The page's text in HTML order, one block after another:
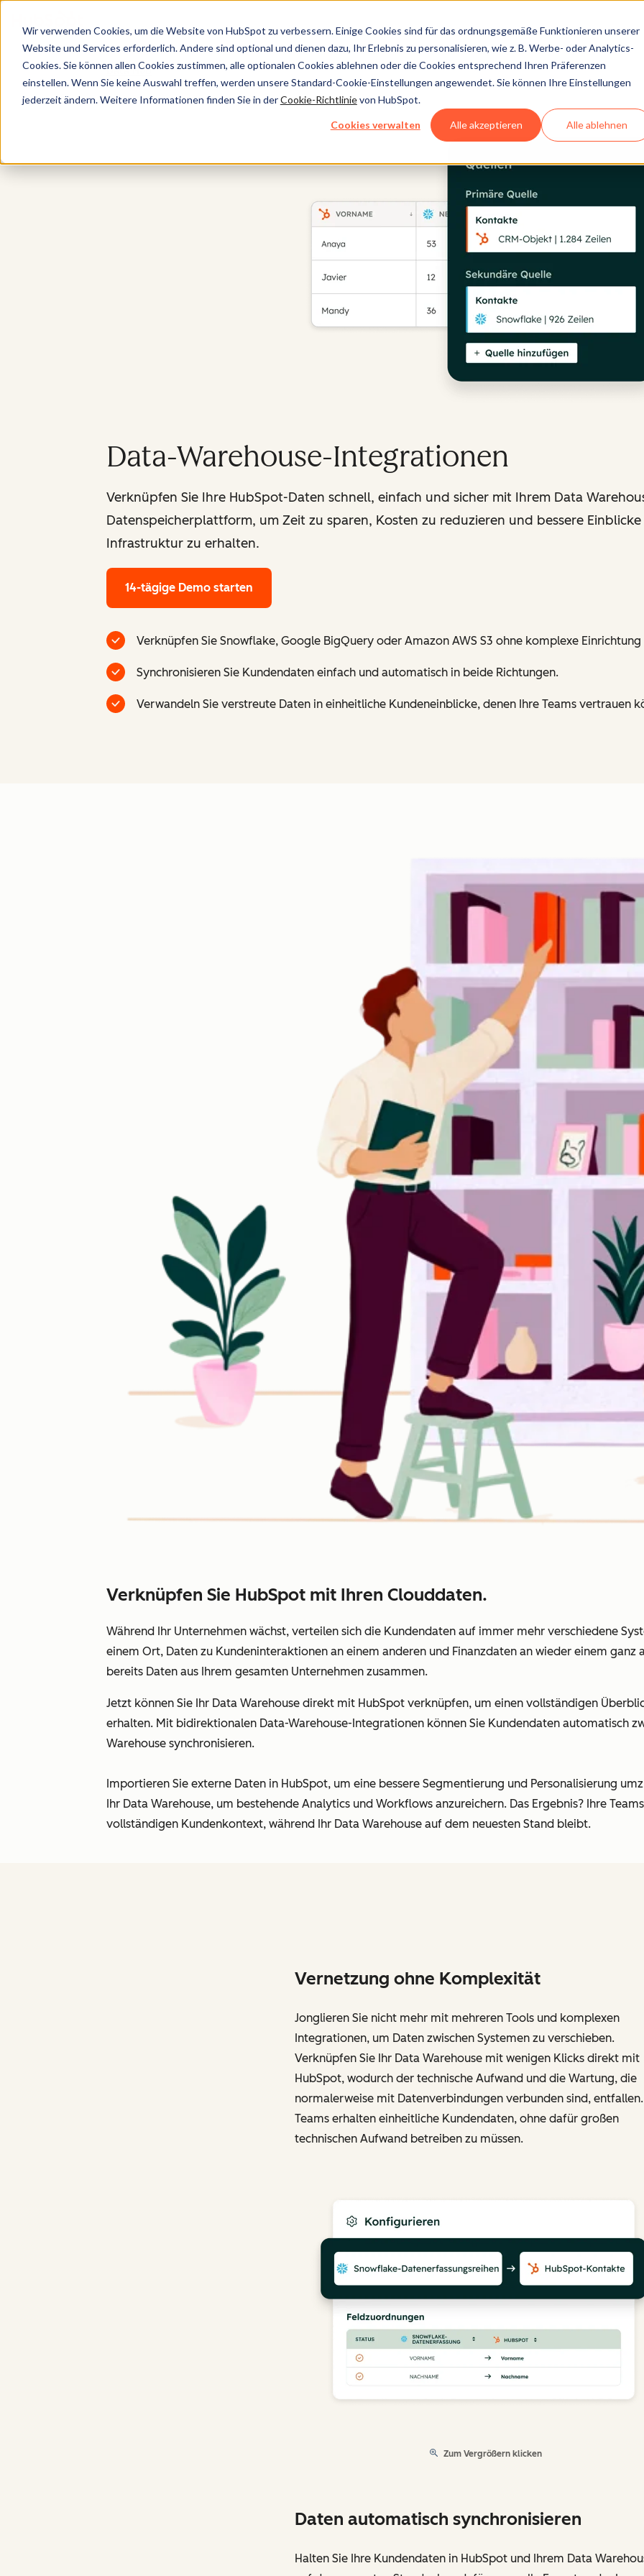
Wir verwenden Cookies, um die Website von HubSpot zu verbessern. Einige Cookies sind für das ordnungsgemäße Funktionieren unserer
Website und Services erforderlich. Andere sind optional und dienen dazu, Ihr Erlebnis zu personalisieren, wie z. B. Werbe- oder Analytics-
Cookies. Sie können allen Cookies zustimmen, alle optionalen Cookies ablehnen oder die Cookies entsprechend Ihren Präferenzen
einstellen. Wenn Sie keine Auswahl treffen, werden unsere Standard-Cookie-Einstellungen angewendet. Sie können Ihre Einstellungen
jederzeit ändern. Weitere Informationen finden Sie in derCookie-Richtlinievon HubSpot.
Cookies verwalten Alle akzeptieren Alle ablehnen
Data Hub
Data-Warehouse-Integrationen
Verknüpfen Sie Ihre HubSpot-Daten schnell, einfach und sicher mit Ihrem Data
Datenspeicherplattform, um Zeit zu sparen, Kosten zu reduzieren und bessere
Infrastruktur zu erhalten.
14-tägige Demo starten
Verknüpfen Sie Snowflake, Google BigQuery oder Amazon AWS S3 ohne komplexe
Synchronisieren Sie Kundendaten einfach und automatisch in beide Richtungen.
Verwandeln Sie verstreute Daten in einheitliche Kundeneinblicke, denen Ihre Teams vertrauen
Verknüpfen Sie HubSpot mit Ihren Clouddaten.
Während Ihr Unternehmen wächst, verteilen sich die Kundendaten auf immer mehr verschiedene
einem Ort, Daten zu Kundeninteraktionen an einem anderen und Finanzdaten an wieder einem ganz
bereits Daten aus Ihrem gesamten Unternehmen zusammen.
Jetzt können Sie Ihr Data Warehouse direkt mit HubSpot verknüpfen, um einen vollständigen
erhalten. Mit bidirektionalen Data-Warehouse-Integrationen können Sie Kundendaten automatisch
Warehouse synchronisieren.
Importieren Sie externe Daten in HubSpot, um eine bessere Segmentierung und Personalisierung
Ihr Data Warehouse, um bestehende Analytics und Workflows anzureichern. Das Ergebnis? Ihre
vollständigen Kundenkontext, während Ihr Data Warehouse auf dem neuesten Stand bleibt.
Vernetzung ohne Komplexität
Jonglieren Sie nicht mehr mit mehreren Tools und komplexen
Integrationen, um Daten zwischen Systemen zu verschieben.
Verknüpfen Sie Ihr Data Warehouse mit wenigen Klicks direkt mit
HubSpot, wodurch der technische Aufwand und die Wartung, die
normalerweise mit Datenverbindungen verbunden sind,
Teams erhalten einheitliche Kundendaten, ohne dafür großen
technischen Aufwand betreiben zu müssen.
Zum Vergrößern klicken
Daten automatisch synchronisieren
Halten Sie Ihre Kundendaten in HubSpot und Ihrem Data